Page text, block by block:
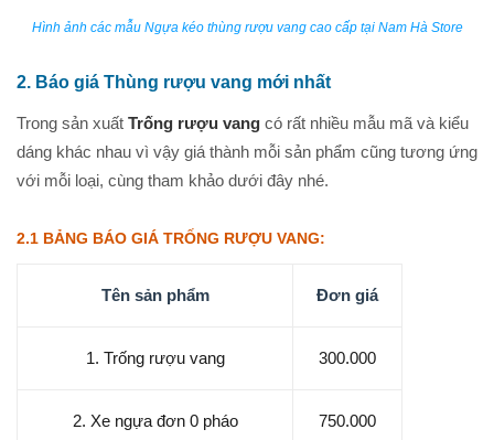
Hình ảnh các mẫu Ngựa kéo thùng rượu vang cao cấp tại Nam Hà Store
2. Báo giá Thùng rượu vang mới nhất
Trong sản xuất Trống rượu vang có rất nhiều mẫu mã và kiểu
dáng khác nhau vì vậy giá thành mỗi sản phẩm cũng tương ứng
với mỗi loại, cùng tham khảo dưới đây nhé.
2.1 BẢNG BÁO GIÁ TRỐNG RƯỢU VANG:
Tên sản phẩm Đơn giá
1. Trống rượu vang 300.000
2. Xe ngựa đơn 0 pháo 750.000